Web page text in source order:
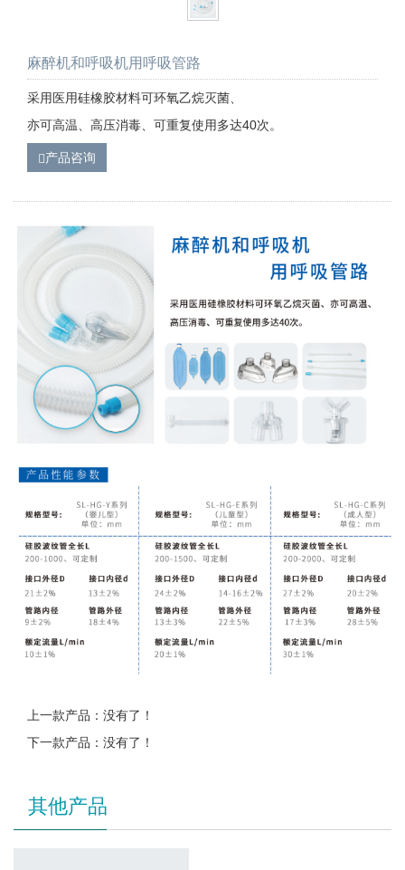
麻醉机和呼吸机用呼吸管路
采用医用硅橡胶材料可环氧乙烷灭菌、
亦可高温、高压消毒、可重复使用多达40次。
产品咨询
上一款产品：没有了！
下一款产品：没有了！
其他产品